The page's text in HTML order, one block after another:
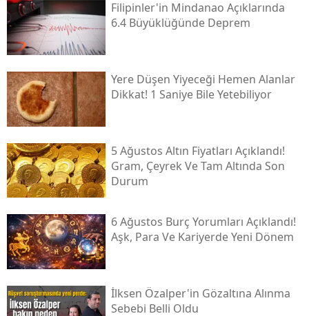
Filipinler'in Mindanao Açıklarında
6.4 Büyüklüğünde Deprem
Yere Düşen Yiyeceği Hemen Alanlar
Dikkat! 1 Saniye Bile Yetebiliyor
5 Ağustos Altın Fiyatları Açıklandı!
Gram, Çeyrek Ve Tam Altında Son
Durum
6 Ağustos Burç Yorumları Açıklandı!
Aşk, Para Ve Kariyerde Yeni Dönem
İlksen Özalper'in Gözaltına Alınma
Sebebi Belli Oldu